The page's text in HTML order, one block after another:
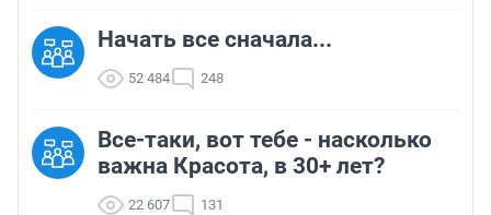
Начать все сначала...
52 484 248
Все-таки, вот тебе - насколько
важна Красота, в 30+ лет?
22 607 131